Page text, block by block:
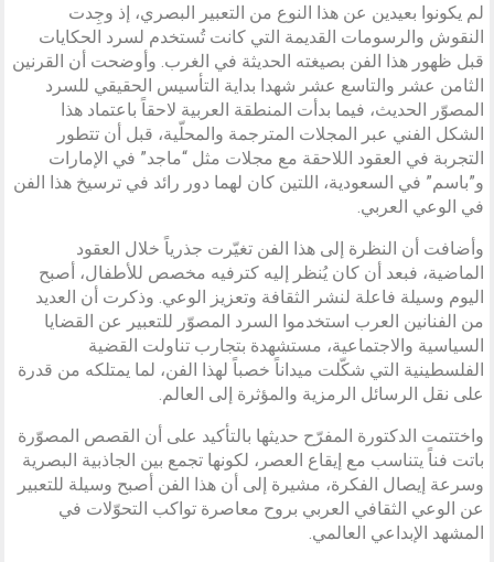
لم يكونوا بعيدين عن هذا النوع من التعبير البصري، إذ وجِدت
النقوش والرسومات القديمة التي كانت تُستخدم لسرد الحكايات
قبل ظهور هذا الفن بصيغته الحديثة في الغرب. وأوضحت أن القرنين
الثامن عشر والتاسع عشر شهدا بداية التأسيس الحقيقي للسرد
المصوّر الحديث، فيما بدأت المنطقة العربية لاحقاً باعتماد هذا
الشكل الفني عبر المجلات المترجمة والمحلّية، قبل أن تتطور
التجربة في العقود اللاحقة مع مجلات مثل “ماجد” في الإمارات
و”باسم” في السعودية، اللتين كان لهما دور رائد في ترسيخ هذا الفن
في الوعي العربي.
وأضافت أن النظرة إلى هذا الفن تغيّرت جذرياً خلال العقود
الماضية، فبعد أن كان يُنظر إليه كترفيه مخصص للأطفال، أصبح
اليوم وسيلة فاعلة لنشر الثقافة وتعزيز الوعي. وذكرت أن العديد
من الفنانين العرب استخدموا السرد المصوّر للتعبير عن القضايا
السياسية والاجتماعية، مستشهدة بتجارب تناولت القضية
الفلسطينية التي شكّلت ميداناً خصباً لهذا الفن، لما يمتلكه من قدرة
على نقل الرسائل الرمزية والمؤثرة إلى العالم.
واختتمت الدكتورة المفرّح حديثها بالتأكيد على أن القصص المصوّرة
باتت فناً يتناسب مع إيقاع العصر، لكونها تجمع بين الجاذبية البصرية
وسرعة إيصال الفكرة، مشيرة إلى أن هذا الفن أصبح وسيلة للتعبير
عن الوعي الثقافي العربي بروح معاصرة تواكب التحوّلات في
المشهد الإبداعي العالمي.